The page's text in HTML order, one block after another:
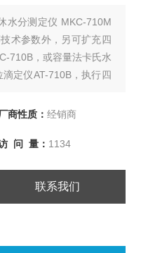
水分测定仪 MKC-710M
术参数外，另可扩充四
710B，或容量法卡氏水
定仪AT-710B，执行四
商性质： 经销商
问 量： 1134
联系我们